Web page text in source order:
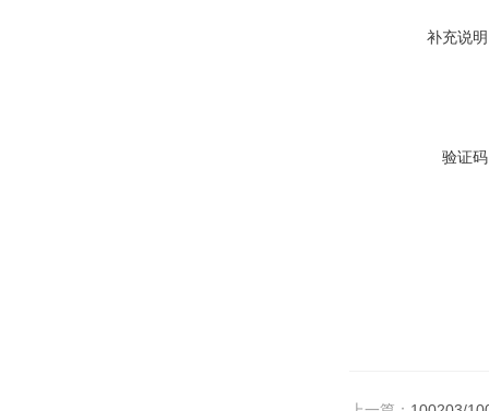
补充说
验证